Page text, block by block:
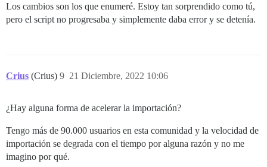
Los cambios son los que enumeré. Estoy tan sorprendido como tú,
pero el script no progresaba y simplemente daba error y se detenía.
Crius (Crius) 21 Diciembre, 2022 10:06
9
¿Hay alguna forma de acelerar la importación?
Tengo más de 90.000 usuarios en esta comunidad y la velocidad de
importación se degrada con el tiempo por alguna razón y no me
imagino por qué.